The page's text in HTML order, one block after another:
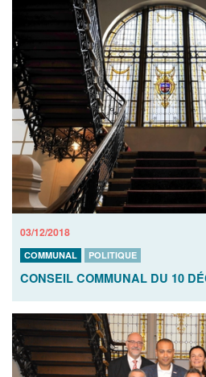
03/12/2018
COMMUNAL POLITIQUE
CONSEIL COMMUNAL DU 10